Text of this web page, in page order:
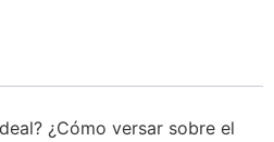
¿Cómo versar sobre el